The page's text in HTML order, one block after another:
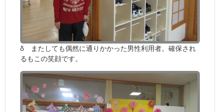
δ またしても偶然に通りかかった男性利用者。確保され
るもこの笑顔です。